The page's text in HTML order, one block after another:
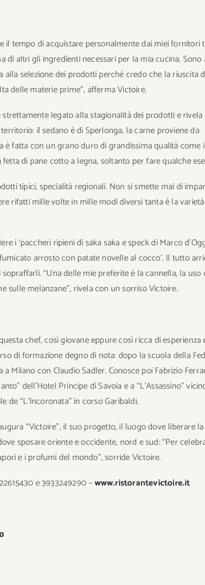
il tempo di acquistare personalmente dai miei fornitori
di altri gli ingredienti necessari per la mia cucina. Sono
selezione dei prodotti perché credo che la riuscita
delle materie prime”, afferma Victoire.
legato alla stagionalità dei prodotti e rivela
il sedano è di Sperlonga, la carne proviene da
è fatta con un grano duro di grandissima qualità come
di pane cotto a legna, soltanto per fare qualche
tipici, specialità regionali. Non si smette mai di
rifatti mille volte in mille modi diversi tanta è la
i ‘paccheri ripieni di saka saka e speck di Marco
arrosto con patate novelle al cocco’. Il tutto
“Una delle mie preferite è la cannella, la uso
sulle melanzane”, rivela con un sorriso Victoire.
chef, così giovane eppure così ricca di esperienza
di formazione degno di nota: dopo la scuola della
Milano con Claudio Sadler. Conosce poi Fabrizio
dell’Hotel Principe di Savoia e a “L’Assassino”
de “L’Incoronata” in corso Garibaldi.
“Victoire”, il suo progetto, il luogo dove liberare
sposare oriente e occidente, nord e sud: “Per
e i profumi del mondo”, sorride Victoire.
e 3933249290 –www.ristorantevictoire.it